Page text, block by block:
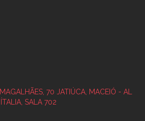
70 JATIÚCA, MACEIÓ - AL
SALA 702